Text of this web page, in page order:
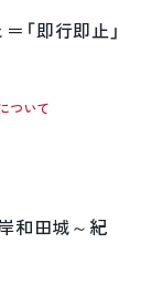
「即行即止」
ついて
和田城～紀